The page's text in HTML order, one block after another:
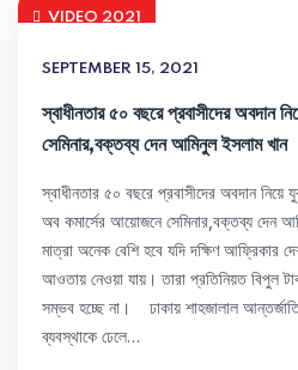
VIDEO 2021
SEPTEMBER 15, 2021
স্বাধীনতার ৫০ বছরে প্রবাসীদের অবদান
সেমিনার,বক্তব্য দেন আমিনুল ইসলাম খান
স্বাধীনতার ৫০ বছরে প্রবাসীদের অবদান নিয়ে
অব কমার্সের আয়োজনে সেমিনার,বক্তব্য দেন
মাত্রা অনেক বেশি হবে যদি দক্ষিণ আফ্রিকার
আওতায় নেওয়া যায়। তারা প্রতিনিয়ত বিপুল
সম্ভব হচ্ছে না। ঢাকায় শাহজালাল
ব্যবস্থাকে ঢেলে…